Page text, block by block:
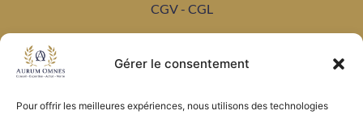
Gérer le consentement
Pour offrir les meilleures expériences, nous utilisons des technologies
CGV - CGL
Crédits et mentions légales
Copyright © 2026 Aurum Omnes